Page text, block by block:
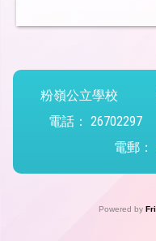
粉嶺公立學校
電話： 26702297
電郵：
Powered by